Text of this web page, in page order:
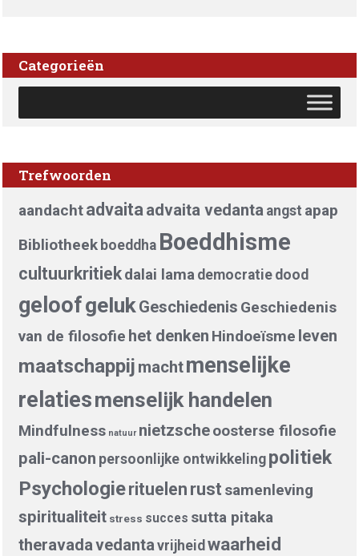
Categorieën
Trefwoorden
aandachtadvaitaadvaita vedanta angst apap
Bibliotheek boeddha Boeddhisme
cultuurkritiekdalai lama democratie dood
geloofgelukGeschiedenis Geschiedenis
van de filosofie het denken Hindoeïsme leven
maatschappij machtmenselijke
relatiesmenselijk handelen
Mindfulness natuur nietzscheoosterse filosofie
pali-canon persoonlijke ontwikkeling politiek
Psychologierituelen rust samenleving
spiritualiteit stress succes sutta pitaka
theravadavedantavrijheid waarheid